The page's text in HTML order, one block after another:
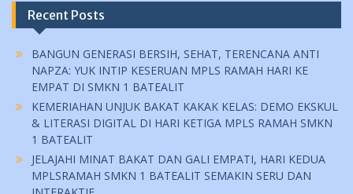
Recent Posts
BANGUN GENERASI BERSIH, SEHAT, TERENCANA ANTI
NAPZA: YUK INTIP KESERUAN MPLS RAMAH HARI KE
EMPAT DI SMKN 1 BATEALIT
KEMERIAHAN UNJUK BAKAT KAKAK KELAS: DEMO EKSKUL
& LITERASI DIGITAL DI HARI KETIGA MPLS RAMAH SMKN
1 BATEALIT
JELAJAHI MINAT BAKAT DAN GALI EMPATI, HARI KEDUA
MPLSRAMAH SMKN 1 BATEALIT SEMAKIN SERU DAN